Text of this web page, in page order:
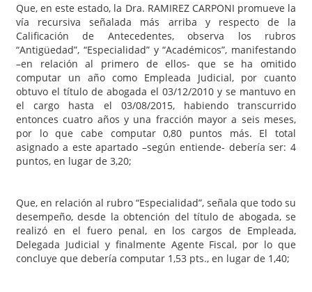
Que, en este estado, la Dra. RAMIREZ CARPONI promueve la
vía recursiva señalada más arriba y respecto de la
Calificación de Antecedentes, observa los rubros
“Antigüedad”, “Especialidad” y “Académicos”, manifestando
–en relación al primero de ellos- que se ha omitido
computar un año como Empleada Judicial, por cuanto
obtuvo el título de abogada el 03/12/2010 y se mantuvo en
el cargo hasta el 03/08/2015, habiendo transcurrido
entonces cuatro años y una fracción mayor a seis meses,
por lo que cabe computar 0,80 puntos más. El total
asignado a este apartado –según entiende- debería ser: 4
puntos, en lugar de 3,20;
Que, en relación al rubro “Especialidad”, señala que todo su
desempeño, desde la obtención del título de abogada, se
realizó en el fuero penal, en los cargos de Empleada,
Delegada Judicial y finalmente Agente Fiscal, por lo que
concluye que debería computar 1,53 pts., en lugar de 1,40;